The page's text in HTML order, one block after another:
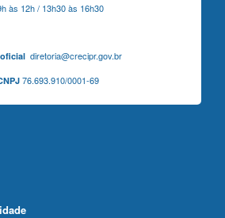
às 12h / 13h30 às 16h30
diretoria@crecipr.gov.br
76.693.910/0001-69